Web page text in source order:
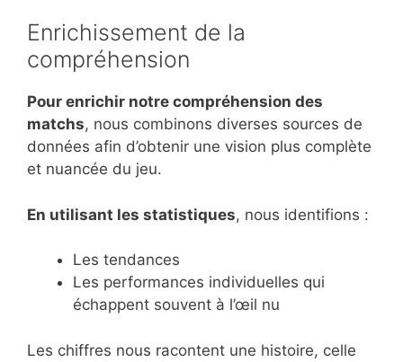
Enrichissement de la
compréhension
Pour enrichir notre compréhension des
matchs, nous combinons diverses sources de
données afin d’obtenir une vision plus complète
et nuancée du jeu.
En utilisant les statistiques, nous identifions :
Les tendances
Les performances individuelles qui
échappent souvent à l’œil nu
Les chiffres nous racontent une histoire, celle